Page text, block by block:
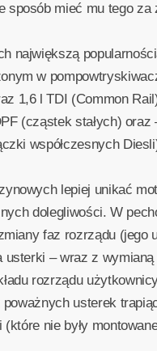
sposób mieć mu tego za
największą
w
1,6 l TDI (Common
(cząstek stałych)
współczesnych
lepiej unikać
dolegliwości. W
faz rozrządu (jego
– wraz z
rozrządu
usterek
(które nie były